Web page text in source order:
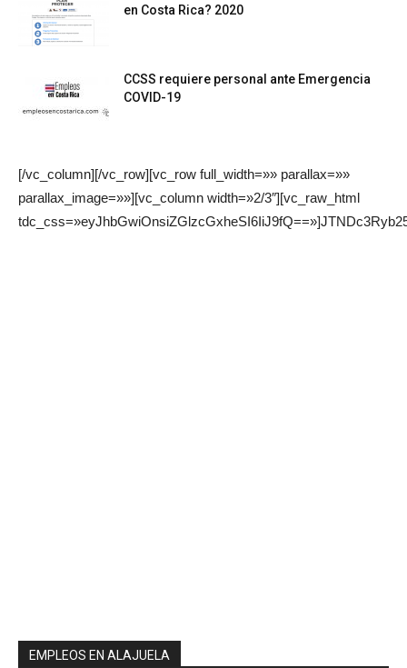
en Costa Rica? 2020
CCSS requiere personal ante Emergencia
COVID-19
[/vc_column][/vc_row][vc_row full_width=»» parallax=»»
parallax_image=»»][vc_column width=»2/3″][vc_raw_html
EMPLEOS EN ALAJUELA